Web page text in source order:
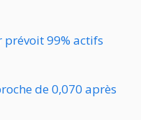
99% actifs
de 0,070 après